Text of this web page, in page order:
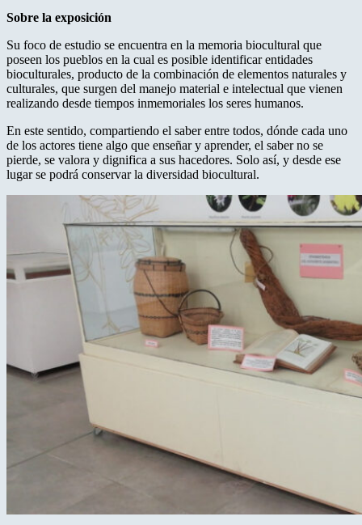
Sobre la exposición
Su foco de estudio se encuentra en la memoria biocultural que
poseen los pueblos en la cual es posible identificar entidades
bioculturales, producto de la combinación de elementos naturales y
culturales, que surgen del manejo material e intelectual que vienen
realizando desde tiempos inmemoriales los seres humanos.
En este sentido, compartiendo el saber entre todos, dónde cada uno
de los actores tiene algo que enseñar y aprender, el saber no se
pierde, se valora y dignifica a sus hacedores. Solo así, y desde ese
lugar se podrá conservar la diversidad biocultural.